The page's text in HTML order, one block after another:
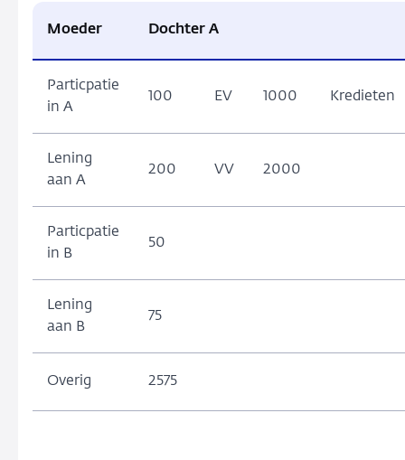
Moeder Dochter A
Particpatie
in A
100 EV 1000 Kredieten
Lening
aan A
200 VV 2000
Particpatie
in B
50
Lening
aan B
75
Overig 2575